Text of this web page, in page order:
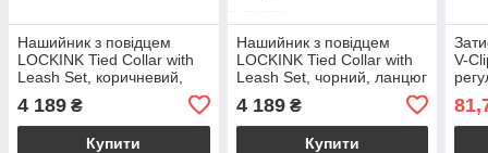
Нашийник з повідцем
LOCKINK Tied Collar with
Leash Set, коричневий,
петлею та карабіном
4 189 ₴
Купити
Нашийник з повідцем
LOCKINK Tied Collar with
Leash Set, чорний, ланцюг
карабіном
4 189₴
Купити
V-